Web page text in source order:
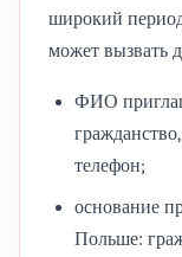
широкий
может вызвать
ФИО
телефон;
основание
Польше: